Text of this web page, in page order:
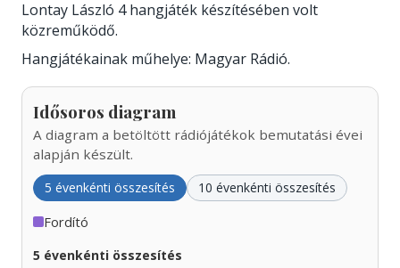
Lontay László 4 hangjáték készítésében volt
közreműködő.
Hangjátékainak műhelye: Magyar Rádió.
Idősoros diagram
A diagram a betöltött rádiójátékok bemutatási évei
alapján készült.
5 évenkénti összesítés 10 évenkénti összesítés
Fordító
5 évenkénti összesítés